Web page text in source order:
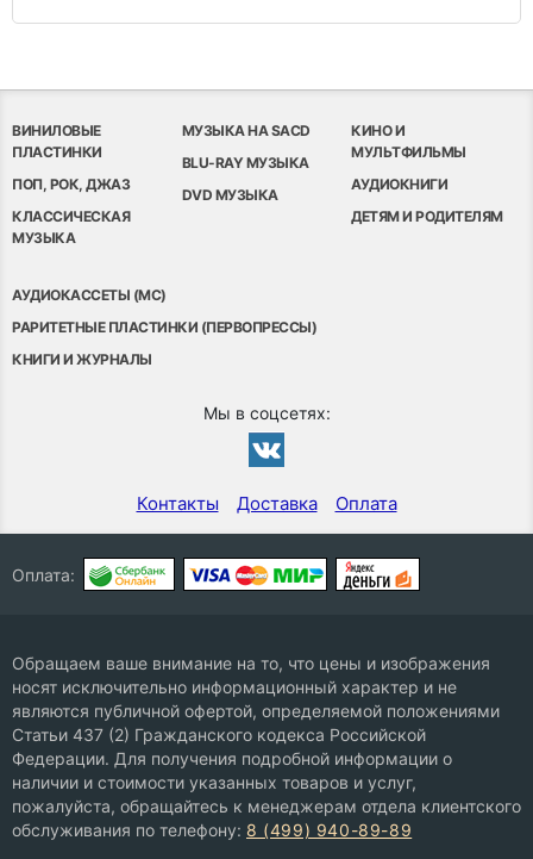
ВИНИЛОВЫЕ
ПЛАСТИНКИ
ПОП, РОК, ДЖАЗ
КЛАССИЧЕСКАЯ
МУЗЫКА
МУЗЫКА НА SACD
BLU-RAY МУЗЫКА
DVD МУЗЫКА
КИНО И
МУЛЬТФИЛЬМЫ
АУДИОКНИГИ
ДЕТЯМ И РОДИТЕЛЯМ
АУДИОКАССЕТЫ (MC)
РАРИТЕТНЫЕ ПЛАСТИНКИ (ПЕРВОПРЕССЫ)
КНИГИ И ЖУРНАЛЫ
Мы в соцсетях:
Контакты Доставка Оплата
Оплата:
Обращаем ваше внимание на то, что цены и изображения
носят исключительно информационный характер и не
являются публичной офертой, определяемой положениями
Статьи 437 (2) Гражданского кодекса Российской
Федерации. Для получения подробной информации о
наличии и стоимости указанных товаров и услуг,
пожалуйста, обращайтесь к менеджерам отдела клиентского
обслуживания по телефону: 8 (499) 940-89-89